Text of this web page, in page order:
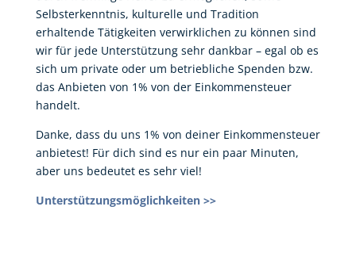
Selbsterkenntnis, kulturelle und Tradition
erhaltende Tätigkeiten verwirklichen zu können sind
wir für jede Unterstützung sehr dankbar – egal ob es
sich um private oder um betriebliche Spenden bzw.
das Anbieten von 1% von der Einkommensteuer
handelt.
Danke, dass du uns 1% von deiner Einkommensteuer
anbietest! Für dich sind es nur ein paar Minuten,
aber uns bedeutet es sehr viel!
Unterstützungsmöglichkeiten >>